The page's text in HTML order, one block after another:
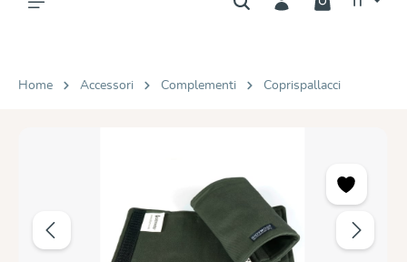
Home Accessori Complementi Coprispallacci